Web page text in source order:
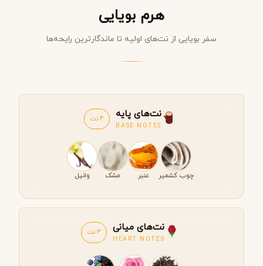
هرم بویایی
سفر بویایی از نت‌های اولیه تا ماندگارترین رایحه‌ها
نت‌های پایه
BASE NOTES
4 نت
چوب کشمیر عنبر مشک وانیل
نت‌های میانی
HEART NOTES
3 نت